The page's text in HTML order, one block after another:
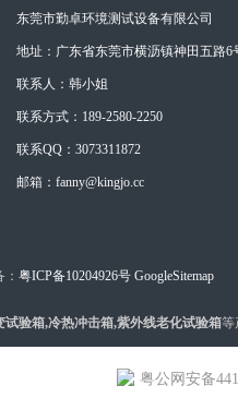
东莞市勤卓环境测试设备有限公司
地址：广东省东莞市横沥镇神田五路6
联系人：韩小姐
联系方式：189-2580-2250
联系QQ：3073311872
邮箱：fanny@kingjo.cc
粤ICP备10204926号 GoogleSitemap
试验箱,冷热冲击箱,紫外线老化试验箱等
粤公网安备